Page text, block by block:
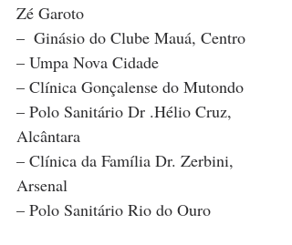
Zé Garoto
–  Ginásio do Clube Mauá, Centro
– Umpa Nova Cidade
– Clínica Gonçalense do Mutondo
– Polo Sanitário Dr .Hélio Cruz,
Alcântara
– Clínica da Família Dr. Zerbini,
Arsenal
– Polo Sanitário Rio do Ouro